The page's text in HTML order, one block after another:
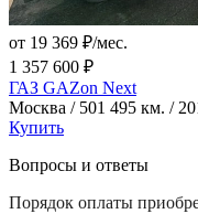
от 19 369 ₽/мес.
1 357 600 ₽
ГАЗ GAZon Next
Москва / 501 495 км. /
Купить
Вопросы и ответы
Порядок оплаты